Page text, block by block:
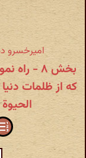
امیرخسرو
بخش ۸ -
که از ظلمات